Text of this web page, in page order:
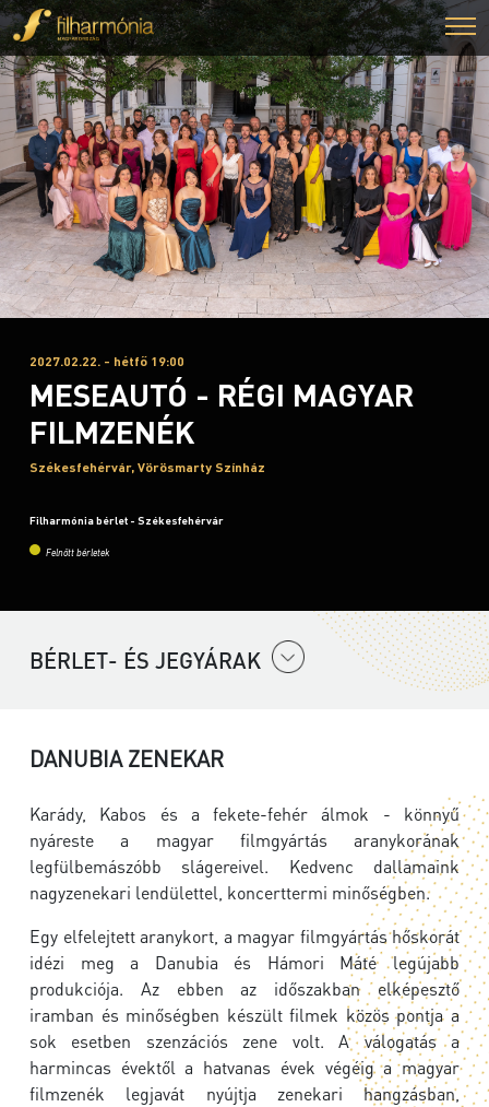
2027.02.22. - hétfő 19:00
MESEAUTÓ - RÉGI MAGYAR
FILMZENÉK
Székesfehérvár, Vörösmarty Színház
Filharmónia bérlet - Székesfehérvár
Felnőtt bérletek
BÉRLET- ÉS JEGYÁRAK
DANUBIA ZENEKAR
Karády, Kabos és a fekete-fehér álmok - könnyű
nyáreste a magyar filmgyártás aranykorának
legfülbemászóbb slágereivel. Kedvenc dallamaink
nagyzenekari lendülettel, koncerttermi minőségben.
Egy elfelejtett aranykort, a magyar filmgyártás hőskorát
idézi meg a Danubia és Hámori Máté legújabb
produkciója. Az ebben az időszakban elképesztő
iramban és minőségben készült filmek közös pontja a
sok esetben szenzációs zene volt. A válogatás a
harmincas évektől a hatvanas évek végéig a magyar
filmzenék legjavát nyújtja zenekari hangzásban,